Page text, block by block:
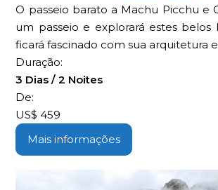
O passeio barato a Machu Picchu e
um passeio e explorará estes belos
ficará fascinado com sua arquitetura
Duração:
3 Dias / 2 Noites
De:
US$459
Mais informações